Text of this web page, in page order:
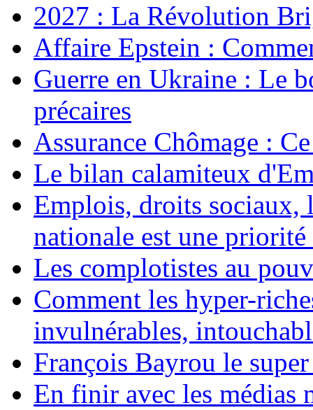
2027 : La Révolution
Affaire Epstein :
Guerre en Ukraine : Le
précaires
Assurance Chômage :
Le bilan calamiteux
Emplois, droits sociaux,
nationale est une
Les complotistes au
Comment les hyper-
invulnérables,
François Bayrou le
En finir avec les médias